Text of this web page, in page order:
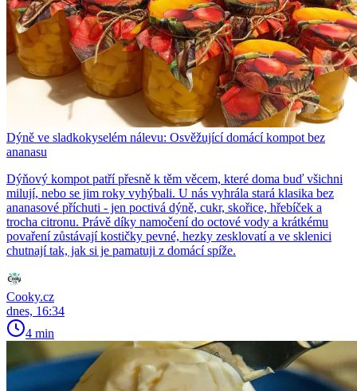
Dýně ve sladkokyselém nálevu: Osvěžující domácí kompot bez
ananasu
Dýňový kompot patří přesně k těm věcem, které doma buď všichni
milují, nebo se jim roky vyhýbali. U nás vyhrála stará klasika bez
ananasové příchuti - jen poctivá dýně, cukr, skořice, hřebíček a
trocha citronu. Právě díky namočení do octové vody a krátkému
povaření zůstávají kostičky pevné, hezky zesklovatí a ve sklenici
chutnají tak, jak si je pamatuji z domácí spíže.
Cooky.cz
dnes, 16:34
4 min